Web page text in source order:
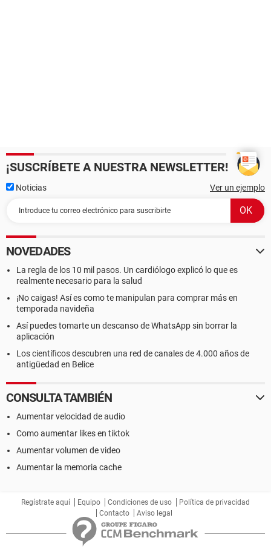
¡SUSCRÍBETE A NUESTRA NEWSLETTER!
Noticias Ver un ejemplo
NOVEDADES
La regla de los 10 mil pasos. Un cardiólogo explicó lo que es
realmente necesario para la salud
¡No caigas! Así es como te manipulan para comprar más en
temporada navideña
Así puedes tomarte un descanso de WhatsApp sin borrar la
aplicación
Los científicos descubren una red de canales de 4.000 años de
antigüedad en Belice
CONSULTA TAMBIÉN
Aumentar velocidad de audio
Como aumentar likes en tiktok
Aumentar volumen de video
Aumentar la memoria cache
Regístrate aquí Equipo Condiciones de uso
Política de privacidad
Contacto
Aviso legal